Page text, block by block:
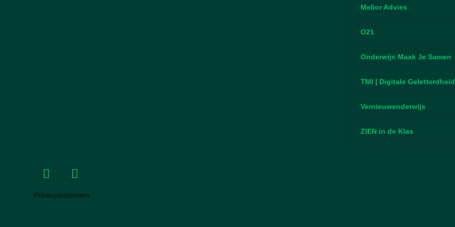
Melior Advies
O21
Onderwijs Maak Je Samen
TMI | Digitale Geletterdheid
Vernieuwenderwijs
ZIEN in de Klas
Privacystatement